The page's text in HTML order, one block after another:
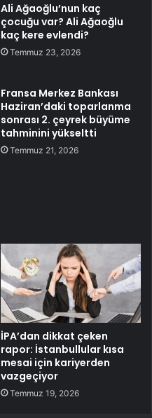
Ali Ağaoğlu’nun kaç
çocuğu var? Ali Ağaoğlu
kaç kere evlendi?
Temmuz 23, 2026
Fransa Merkez Bankası
Haziran’daki toparlanma
sonrası 2. çeyrek büyüme
tahminini yükseltti
Temmuz 21, 2026
İPA’dan dikkat çeken
rapor: İstanbullular kısa
mesai için kariyerden
vazgeçiyor
Temmuz 19, 2026